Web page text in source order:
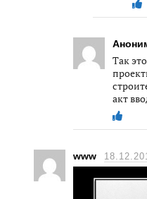
Так
акт
www